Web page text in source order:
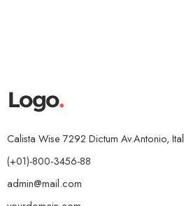
Calista Wise 7292 Dictum Av.Antonio,
(+01)-800-3456-88
admin@mail.com